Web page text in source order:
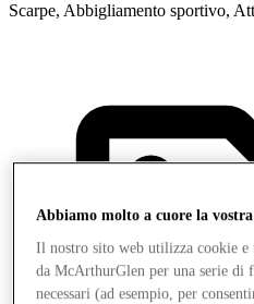
Scarpe, Abbigliamento sportivo,
Abbiamo molto a cuore la
Il nostro sito web utilizza cookie e
da McArthurGlen per una serie di
necessari (ad esempio, per